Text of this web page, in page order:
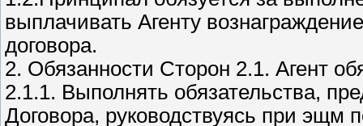
выплачивать Агенту
договора.
2. Обязанности Сторон 2.1. Агент
2.1.1. Выполнять обязательства,
Договора, руководствуясь при эщм